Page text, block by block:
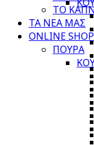
ΤΟ
ΤΑ ΝΕΑ ΜΑΣ
ONLINE SHOP
ΠΟΥΡΑ